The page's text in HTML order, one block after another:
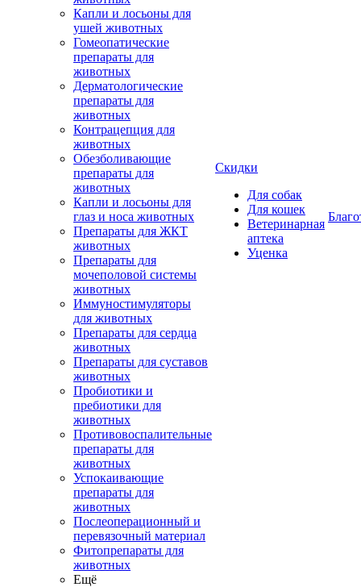
Капли и лосьоны для
ушей животных
Гомеопатические
препараты для
животных
Дерматологические
препараты для
животных
Контрацепция для
животных
Обезболивающие
препараты для
животных
Капли и лосьоны для
глаз и носа животных
Препараты для ЖКТ
животных
Препараты для
мочеполовой системы
животных
Иммуностимуляторы
для животных
Препараты для сердца
животных
Препараты для суставов
животных
Пробиотики и
пребиотики для
животных
Противовоспалительные
препараты для
животных
Успокаивающие
препараты для
животных
Послеоперационный и
перевязочный материал
Фитопрепараты для
животных
Ещё
Скидки
Для собак
Для кошек
Ветеринарная
аптека
Уценка